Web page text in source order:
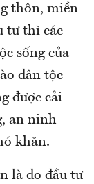
thôn, miền
tư thì các
sống của
dân tộc
được cải
an ninh
khăn.
là do đầu tư